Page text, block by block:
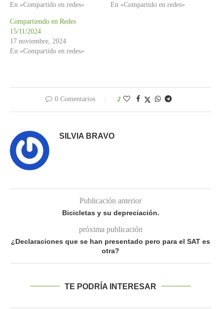
En «Compartido en redes»
En «Compartido en redes»
Compartiendo en Redes
15/11/2024
17 noviembre, 2024
En «Compartido en redes»
0 Comentarios 2
SILVIA BRAVO
Publicación anterior
Bicicletas y su depreciación.
próxima publicación
¿Declaraciones que se han presentado pero para el SAT es
otra?
TE PODRÍA INTERESAR